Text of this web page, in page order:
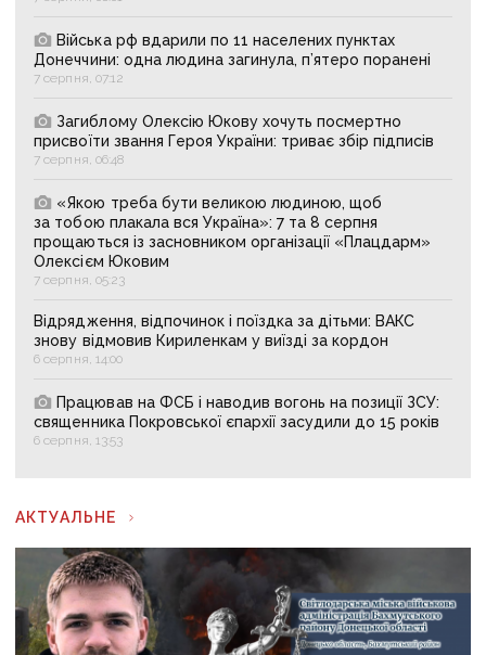
Війська рф вдарили по 11 населених пунктах
Донеччини: одна людина загинула, п’ятеро поранені
7 серпня, 07:12
Загиблому Олексію Юкову хочуть посмертно
присвоїти звання Героя України: триває збір підписів
7 серпня, 06:48
«Якою треба бути великою людиною, щоб
за тобою плакала вся Україна»: 7 та 8 серпня
прощаються із засновником організації «Плацдарм»
Олексієм Юковим
7 серпня, 05:23
Відрядження, відпочинок і поїздка за дітьми: ВАКС
знову відмовив Кириленкам у виїзді за кордон
6 серпня, 14:00
Працював на ФСБ і наводив вогонь на позиції ЗСУ:
священника Покровської єпархії засудили до 15 років
6 серпня, 13:53
АКТУАЛЬНЕ